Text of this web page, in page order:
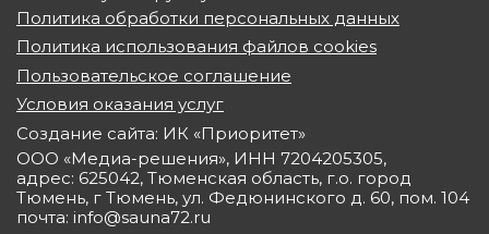
Политика обработки персональных данных
Политика использования файлов cookies
Пользовательское соглашение
Условия оказания услуг
Создание сайта: ИК «Приоритет»
ООО «Медиа-решения», ИНН 7204205305,
адрес: 625042, Тюменская область, г.о. город
Тюмень, г Тюмень, ул. Федюнинского д. 60, пом. 104
почта: info@sauna72.ru